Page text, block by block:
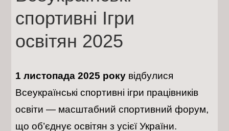
спортивні Ігри
освітян 2025
1 листопада 2025 року відбулися
Всеукраїнські спортивні ігри працівників
освіти — масштабний спортивний форум,
що об’єднує освітян з усієї України.